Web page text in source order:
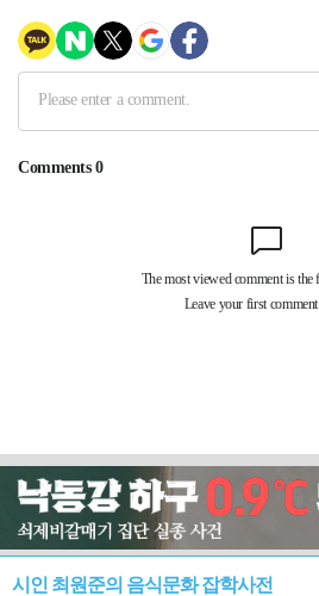
시인 최원준의 음식문화 잡학사전